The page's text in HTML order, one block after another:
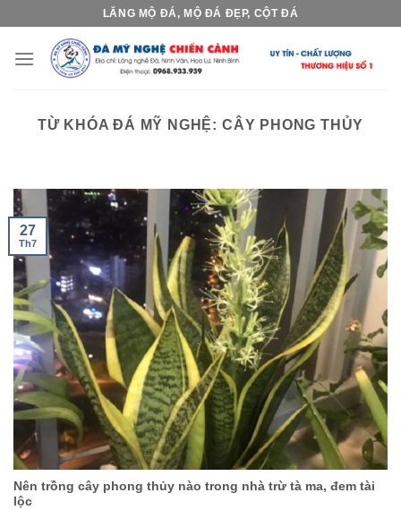
content
LĂNG MỘ ĐÁ, MỘ ĐÁ ĐẸP, CỘT ĐÁ
TỪ KHÓA ĐÁ MỸ NGHỆ: CÂY PHONG THỦY
Nên trồng cây phong thủy nào trong nhà trừ tà ma, đem tài
lộc
27
Th7